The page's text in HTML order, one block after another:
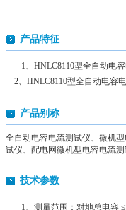
产品特征
1、HNLC8110型全自动电
2、HNLC8110型全自动电容
产品别称
全自动电容电流测试仪、微机
试仪、配电网微机型电容电流测
技术参数
1、测量范围：对地总电容